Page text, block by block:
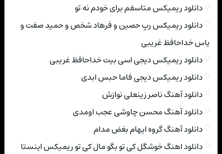
دانلود ریمیکس متاسفم برای خودم نه تو
دانلود ریمیکس رپ حصین و فرهاد شخص و حمید صفت و
یاس خداحافظ غریبی
دانلود ریمیکس دیجی اسی بیت خداحافظ غریبی
دانلود ریمیکس دیجی فاما حبس ابدی
دانلود آهنگ ناصر زینعلی نوازش
دانلود آهنگ محسن چاوشی عجب اومدی
دانلود آهنگ گروه ایهام بغض مدام
دانلود اهنگ خوشگل کی تو بگو مال کی تو ریمیکس اینستا